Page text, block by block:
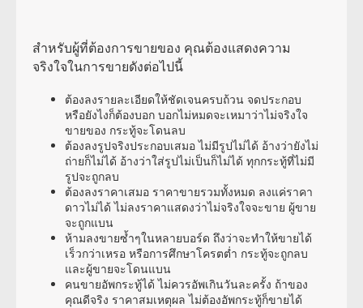
สำหรับผู้ที่ต้องการขายของ คุณต้องแสดงความ
จริงใจในการขายดังต่อไปนี้
ต้องลงรายละเอียดให้ชัดเจนครบถ้วน จดประกอบ
หรือยังไงก็ต้องบอก บอกไม่หมดจะเหมาว่าไม่จริงใจ
ขายของ กระทู้จะโดนลบ
ต้องลงรูปจริงประกอบเสมอ ไม่มีรูปไม่ได้ อ้างว่ายังไม่
ถ่ายก็ไม่ได้ อ้างว่าใส่รูปไม่เป็นก็ไม่ได้ ทุกกระทู้ที่ไม่มี
รูปจะถูกลบ
ต้องลงราคาเสมอ ราคาขายรวมทั้งหมด ลงแค่ราคา
ดาวไม่ได้ ไม่ลงราคาแสดงว่าไม่จริงใจจะขาย ผู้ขาย
จะถูกแบน
ห้ามลงขายซ้ำๆในหลายบอร์ด ถึงว่าจะทำให้ขายได้
เร็วกว่าเหรอ หรือการศึกษาโครตต่ำ กระทู้จะถูกลบ
และผู้ขายจะโดนแบน
คนขายอัพกระทู้ได้ ไม่ควรอัพเกินวันละครั้ง ถ้าของ
คุณดีจริง ราคาสมเหตุผล ไม่ต้องอัพกระทู้ก็ขายได้